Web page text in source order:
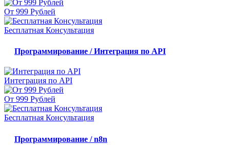
От 999 Рублей
Бесплатная Консультация
Программирование / Интеграция по API
Интеграция по API
От 999 Рублей
Бесплатная Консультация
Программирование / n8n